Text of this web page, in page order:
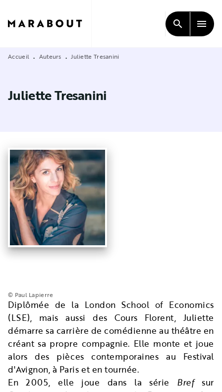
CONTENU
search menu
Accueil • Auteurs • Juliette Tresanini
Juliette Tresanini
Diplômée de la London School of Economics
(LSE), mais aussi des Cours Florent, Juliette
démarre sa carrière de comédienne au théâtre en
créant sa propre compagnie. Elle monte et joue
alors des pièces contemporaines au Festival
d'Avignon, à Paris et en tournée.
En 2005, elle joue dans la série Brefsur
© Paul Lapierre